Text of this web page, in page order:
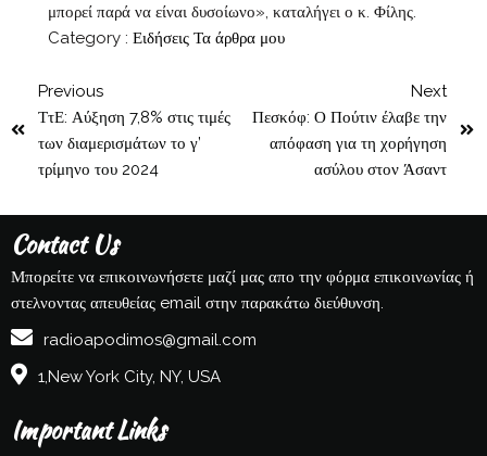
μπορεί παρά να είναι δυσοίωνο», καταλήγει ο κ. Φίλης.
Category : Ειδήσεις Τα άρθρα μου
Previous
ΤτΕ: Αύξηση 7,8% στις τιμές
των διαμερισμάτων το γ’
τρίμηνο του 2024
Next
Πεσκόφ: Ο Πούτιν έλαβε την
απόφαση για τη χορήγηση
ασύλου στον Άσαντ
Contact Us
Μπορείτε να επικοινωνήσετε μαζί μας απο την φόρμα επικοινωνίας ή
στελνοντας απευθείας email στην παρακάτω διεύθυνση.
radioapodimos@gmail.com
1,New York City, NY, USA
Important Links